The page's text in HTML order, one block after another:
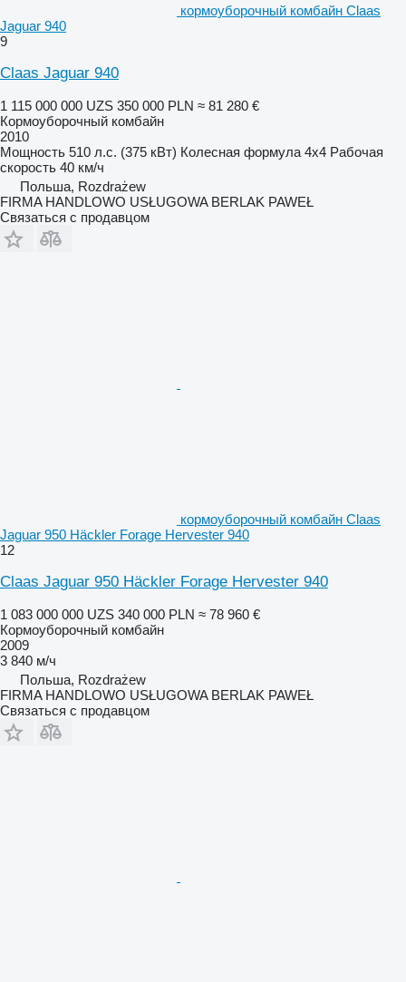
кормоуборочный комбайн Claas
Jaguar 940
9
Claas Jaguar 940
1 115 000 000 UZS 350 000 PLN ≈ 81 280 €
Кормоуборочный комбайн
2010
Мощность 510 л.с. (375 кВт) Колесная формула 4x4 Рабочая
скорость 40 км/ч
Польша, Rozdrażew
FIRMA HANDLOWO USŁUGOWA BERLAK PAWEŁ
Связаться с продавцом
кормоуборочный комбайн Claas
Jaguar 950 Häckler Forage Hervester 940
12
Claas Jaguar 950 Häckler Forage Hervester 940
1 083 000 000 UZS 340 000 PLN ≈ 78 960 €
Кормоуборочный комбайн
2009
3 840 м/ч
Польша, Rozdrażew
FIRMA HANDLOWO USŁUGOWA BERLAK PAWEŁ
Связаться с продавцом